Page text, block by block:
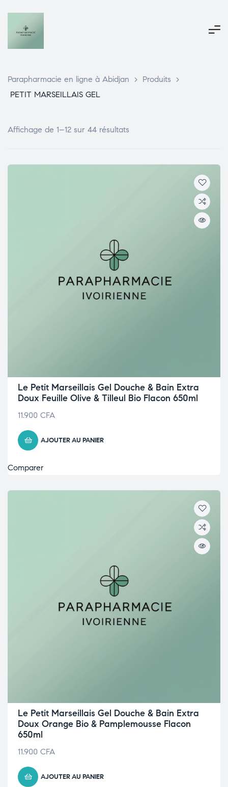
Parapharmacie en ligne à Abidjan > Produits
>
PETIT MARSEILLAIS GEL
Affichage de 1–12 sur 44 résultats
Le Petit Marseillais Gel Douche & Bain Extra
Doux Feuille Olive & Tilleul Bio Flacon 650ml
11.900 CFA
AJOUTER AU PANIER
Comparer
Le Petit Marseillais Gel Douche & Bain Extra
Doux Orange Bio & Pamplemousse Flacon
650ml
11.900 CFA
AJOUTER AU PANIER